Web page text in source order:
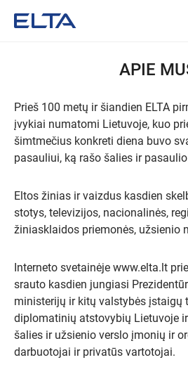
APIE
Prieš 100 metų ir šiandien ELTA
įvykiai numatomi Lietuvoje, kuo
šimtmečius konkreti diena buvo
pasauliui, ką rašo šalies ir
Eltos žinias ir vaizdus kasdien
stotys, televizijos, nacionalinės,
žiniasklaidos priemonės, užsienio
Interneto svetainėje www.elta.lt
srauto kasdien jungiasi
ministerijų ir kitų valstybės įstaigų
diplomatinių atstovybių Lietuvoje
šalies ir užsienio verslo įmonių ir
darbuotojai ir privatūs vartotojai.